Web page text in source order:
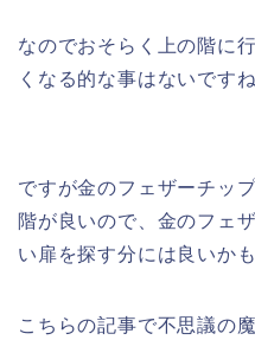
なのでおそらく上の階に
くなる的な事はないですね
ですが金のフェザーチッ
階が良いので、金のフェ
い扉を探す分には良いか
こちらの記事で不思議の